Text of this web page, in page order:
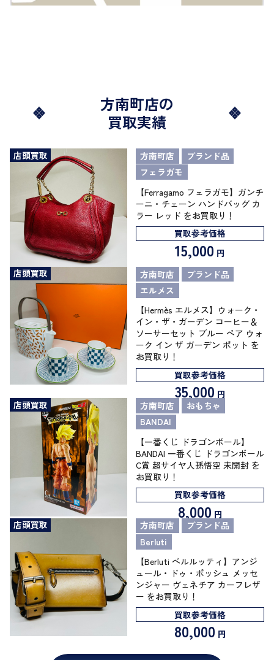
方南町店の
買取実績
店頭買取 方南町店
ブランド品
フェラガモ
【Ferragamo フェラガモ】ガンチ
ーニ・チェーン ハンドバッグ カ
ラー レッド をお買取り！
買取参考価格
15,000 円
店頭買取
方南町店
ブランド品
エルメス
【Hermès エルメス】ウォーク・
イン・ザ・ガーデン コーヒー＆
ソーサーセット ブルー ペア ウォ
ーク イン ザ ガーデン ポット を
お買取り！
買取参考価格
35,000 円
店頭買取
方南町店
おもちゃ
BANDAI
【一番くじ ドラゴンボール】
BANDAI 一番くじ ドラゴンボール
C賞 超サイヤ人孫悟空 未開封 を
お買取り！
買取参考価格
8,000 円
店頭買取
方南町店
ブランド品
Berluti
【Berluti ベルルッティ】アンジ
ュール・ドゥ・ポッシュ メッセ
ンジャー ヴェネチア カーフレザ
ー をお買取り！
買取参考価格
80,000 円